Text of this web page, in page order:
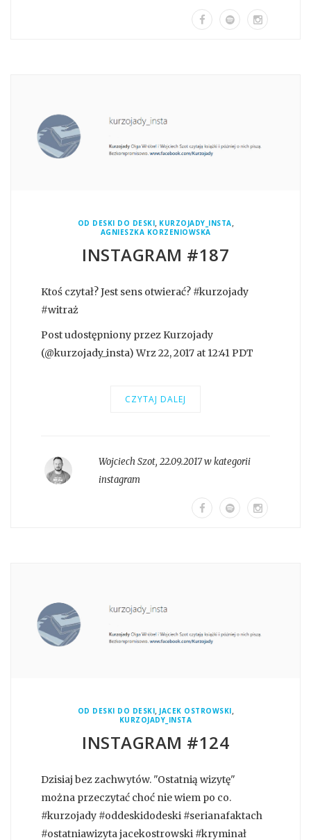
OD DESKI DO DESKI, KURZOJADY_INSTA,
AGNIESZKA KORZENIOWSKA
INSTAGRAM #187
Ktoś czytał? Jest sens otwierać? #kurzojady
#witraż
Post udostępniony przez Kurzojady
(@kurzojady_insta) Wrz 22, 2017 at 12:41 PDT
CZYTAJ DALEJ
Wojciech Szot, 22.09.2017 w kategorii
instagram
OD DESKI DO DESKI, JACEK OSTROWSKI,
KURZOJADY_INSTA
INSTAGRAM #124
Dzisiaj bez zachwytów. "Ostatnią wizytę"
można przeczytać choć nie wiem po co.
#kurzojady #oddeskidodeski #serianafaktach
#ostatniawizyta jacekostrowski #kryminał